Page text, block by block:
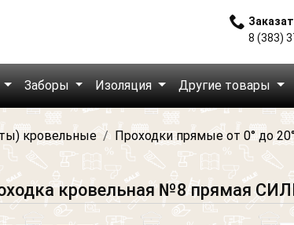
8 (383)
Заборы Изоляция Другие товары
кровельные
Проходки прямые от 0° до
кровельная №8 прямая